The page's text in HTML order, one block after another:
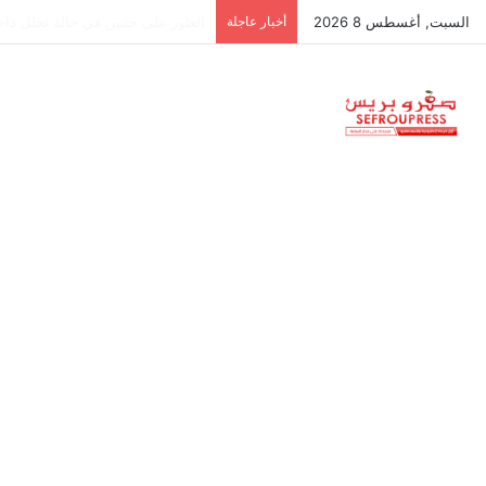
السبت, أغسطس 8 2026 أخبار عاجلة